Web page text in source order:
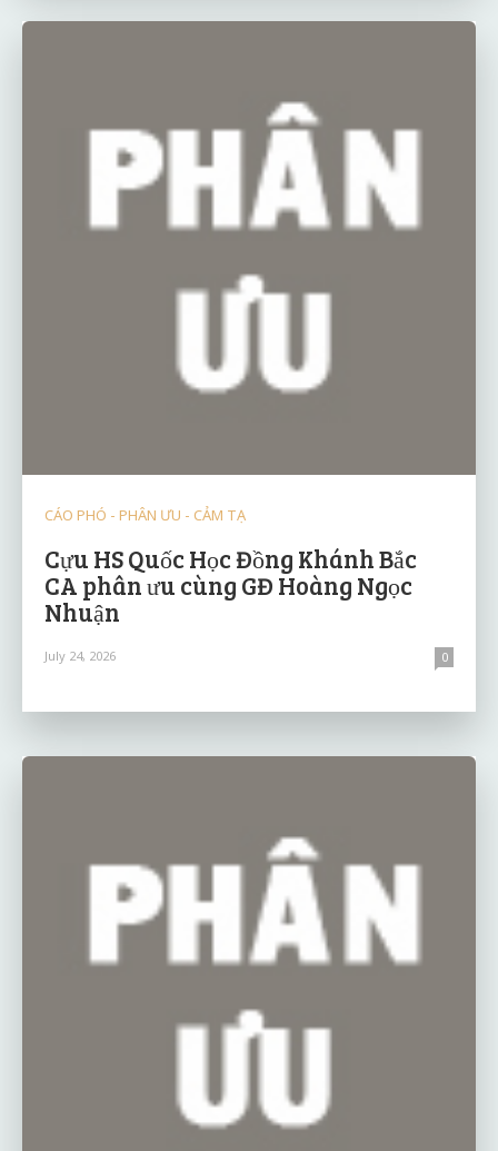
CÁO PHÓ - PHÂN ƯU - CẢM TẠ
Cựu HS Quốc Học Đồng Khánh Bắc
CA phân ưu cùng GĐ Hoàng Ngọc
Nhuận
July 24, 2026 0